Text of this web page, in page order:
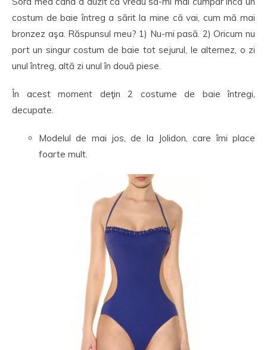
costum de baie întreg a sărit la mine că vai, cum mă mai
bronzez aşa. Răspunsul meu? 1) Nu-mi pasă. 2) Oricum nu
port un singur costum de baie tot sejurul, le alternez, o zi
unul întreg, altă zi unul în două piese.
În acest moment deţin 2 costume de baie întregi,
decupate.
Modelul de mai jos, de la Jolidon, care îmi place
foarte mult.